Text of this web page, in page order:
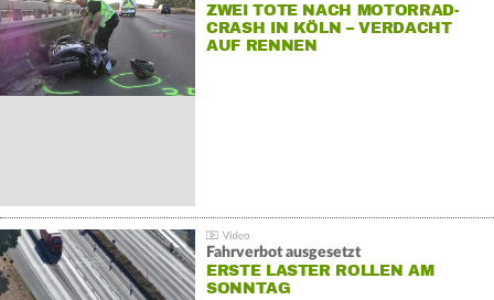
ZWEI TOTE NACH MOTORRAD-
CRASH IN KÖLN – VERDACHT
AUF RENNEN
Fahrverbot ausgesetzt
ERSTE LASTER ROLLEN AM
SONNTAG